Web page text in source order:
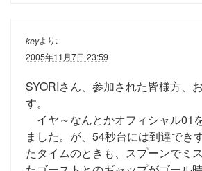
keyより:
2005年11月7日 23:59
SYORIさん、参加された皆様方、
す。
イヤ～なんとかオフィシャル01
ました。が、54秒台には到達でき
たタイムのときも、スプーンでミ